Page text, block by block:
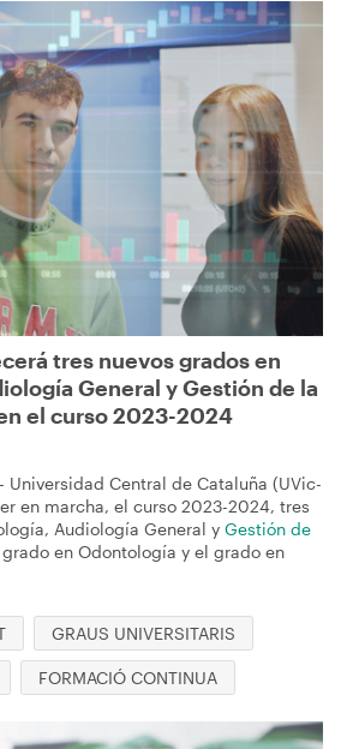
tres nuevos grados en
General y Gestión de la
el curso 2023-2024
Universidad Central de Cataluña (UVic-
en marcha, el curso 2023-2024, tres
Audiología General y Gestión de
grado en Odontología y el grado en
GRAUS UNIVERSITARIS
FORMACIÓ CONTINUA